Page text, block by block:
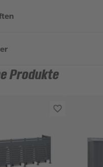
Produkte